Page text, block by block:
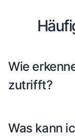
Wie
zutrifft?
Was kann